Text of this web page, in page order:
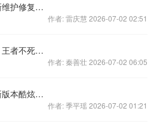
《天尊》10月21日停机更新维护修复bug
作者: 雷庆慧 2026-07-02 02:51
《龙与精灵》群雄竞技争霸 王者不死不归
作者: 秦善壮 2026-07-02 06:05
《魔域口袋版》武器幻魂 新版本酷炫无比
作者: 季平瑶 2026-07-02 01:21